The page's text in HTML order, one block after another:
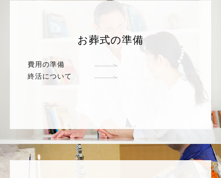
お葬式の準備
費用の準備
終活について